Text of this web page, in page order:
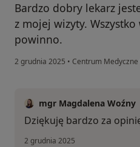
Bardzo dobry lekarz
z mojej wizyty.
powinno.
2 grudnia 2025 • Centrum
mgr Magdalena Woźny
Dziękuję bardzo za
2 grudnia 2025